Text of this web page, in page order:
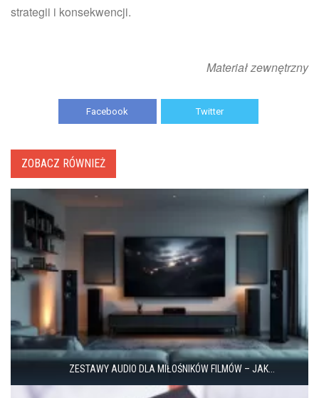
strategii i konsekwencji.
Materiał zewnętrzny
Facebook Twitter
ZOBACZ RÓWNIEŻ
ZESTAWY AUDIO DLA MIŁOŚNIKÓW FILMÓW – JAK...